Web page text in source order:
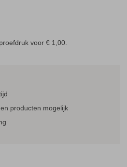
voor € 1,00.
producten mogelijk